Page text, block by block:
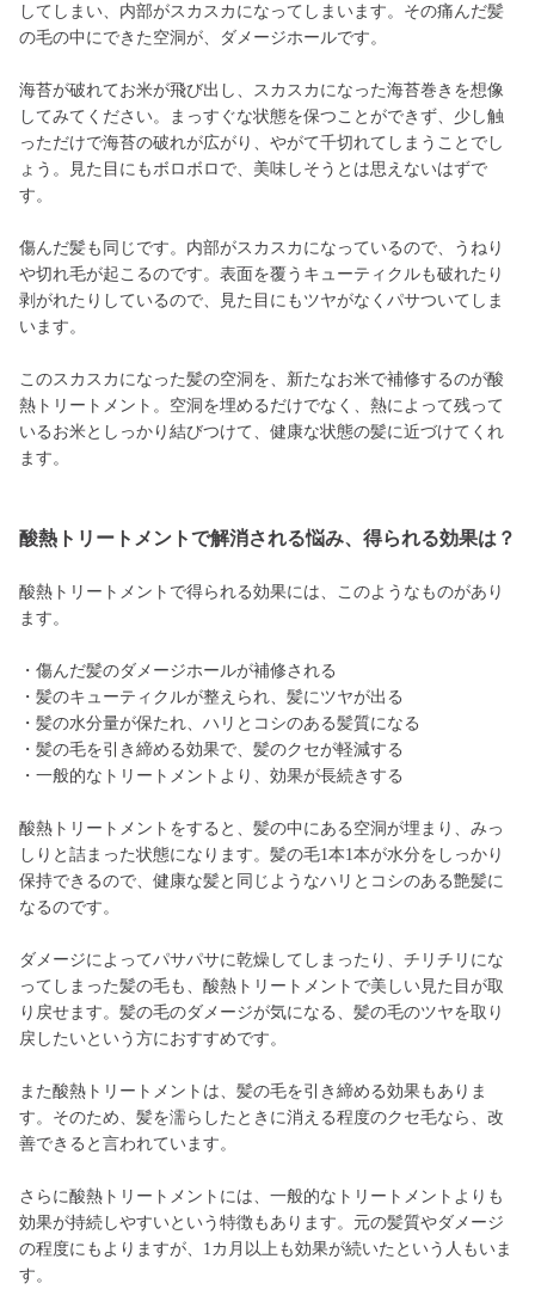
してしまい、内部がスカスカになってしまいます。その痛んだ髪
の毛の中にできた空洞が、ダメージホールです。
海苔が破れてお米が飛び出し、スカスカになった海苔巻きを想像
してみてください。まっすぐな状態を保つことができず、少し触
っただけで海苔の破れが広がり、やがて千切れてしまうことでし
ょう。見た目にもボロボロで、美味しそうとは思えないはずで
す。
傷んだ髪も同じです。内部がスカスカになっているので、うねり
や切れ毛が起こるのです。表面を覆うキューティクルも破れたり
剥がれたりしているので、見た目にもツヤがなくパサついてしま
います。
このスカスカになった髪の空洞を、新たなお米で補修するのが酸
熱トリートメント。空洞を埋めるだけでなく、熱によって残って
いるお米としっかり結びつけて、健康な状態の髪に近づけてくれ
ます。
酸熱トリートメントで解消される悩み、得られる効果は？
酸熱トリートメントで得られる効果には、このようなものがあり
ます。
・傷んだ髪のダメージホールが補修される
・髪のキューティクルが整えられ、髪にツヤが出る
・髪の水分量が保たれ、ハリとコシのある髪質になる
・髪の毛を引き締める効果で、髪のクセが軽減する
・一般的なトリートメントより、効果が長続きする
酸熱トリートメントをすると、髪の中にある空洞が埋まり、みっ
しりと詰まった状態になります。髪の毛1本1本が水分をしっかり
保持できるので、健康な髪と同じようなハリとコシのある艶髪に
なるのです。
ダメージによってパサパサに乾燥してしまったり、チリチリにな
ってしまった髪の毛も、酸熱トリートメントで美しい見た目が取
り戻せます。髪の毛のダメージが気になる、髪の毛のツヤを取り
戻したいという方におすすめです。
また酸熱トリートメントは、髪の毛を引き締める効果もありま
す。そのため、髪を濡らしたときに消える程度のクセ毛なら、改
善できると言われています。
さらに酸熱トリートメントには、一般的なトリートメントよりも
効果が持続しやすいという特徴もあります。元の髪質やダメージ
の程度にもよりますが、1カ月以上も効果が続いたという人もいま
す。